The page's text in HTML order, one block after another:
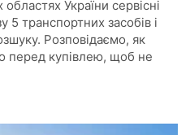
України сервісні
транспортних засобів і
Розповідаємо, як
перед купівлею, щоб не